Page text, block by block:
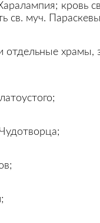
кровь
св. муч.
отдельные храмы,